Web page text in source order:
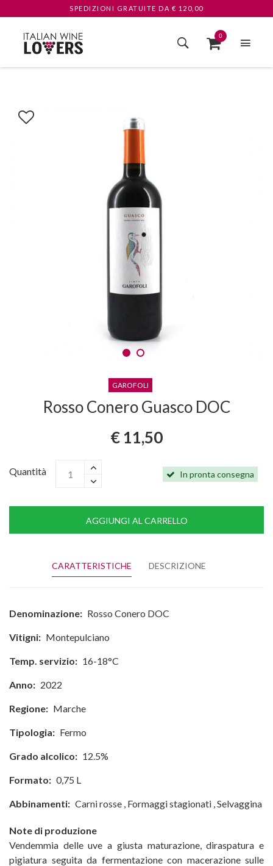
SPEDIZIONI GRATUITE DA € 120,00
0
GAROFOLI
Rosso Conero Guasco DOC
€ 11,50
Quantità In pronta consegna
AGGIUNGI AL CARRELLO
CARATTERISTICHE DESCRIZIONE
Denominazione: Rosso Conero DOC
Vitigni: Montepulciano
Temp. servizio: 16-18°C
Anno: 2022
Regione: Marche
Tipologia: Fermo
Grado alcolico: 12.5%
Formato: 0,75 L
Abbinamenti: Carni rosse , Formaggi stagionati ,Selvaggina
Note di produzione
Vendemmia delle uve a giusta maturazione, diraspatura e
pigiatura seguita da fermentazione con macerazione sulle